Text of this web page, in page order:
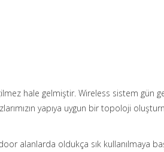
hale gelmiştir. Wireless sistem gün
yapıya uygun bir topoloji
alanlarda oldukça sık kullanılmaya